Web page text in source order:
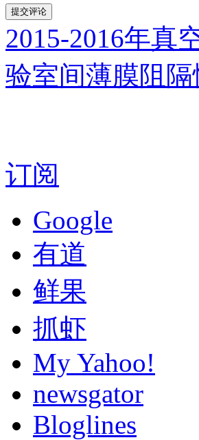
2015-2016年真
验室间薄膜阻
订阅
Google
有道
鲜果
抓虾
My Yahoo!
newsgator
Bloglines